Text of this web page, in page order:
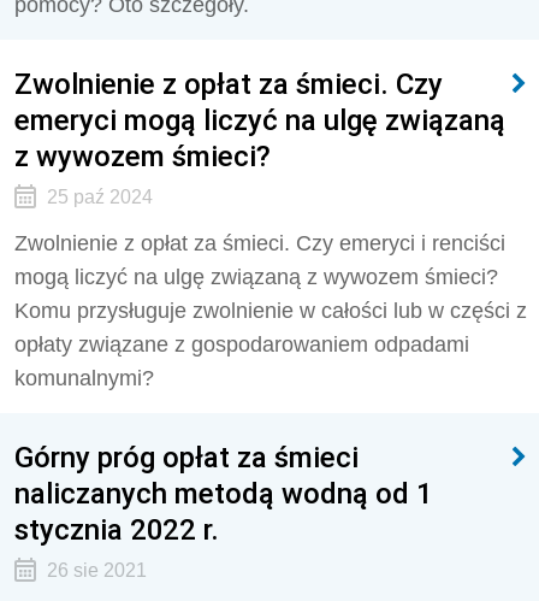
pomocy? Oto szczegóły.
Zwolnienie z opłat za śmieci. Czy
emeryci mogą liczyć na ulgę związaną
z wywozem śmieci?
25 paź 2024
Zwolnienie z opłat za śmieci. Czy emeryci i renciści
mogą liczyć na ulgę związaną z wywozem śmieci?
Komu przysługuje zwolnienie w całości lub w części z
opłaty związane z gospodarowaniem odpadami
komunalnymi?
Górny próg opłat za śmieci
naliczanych metodą wodną od 1
stycznia 2022 r.
26 sie 2021